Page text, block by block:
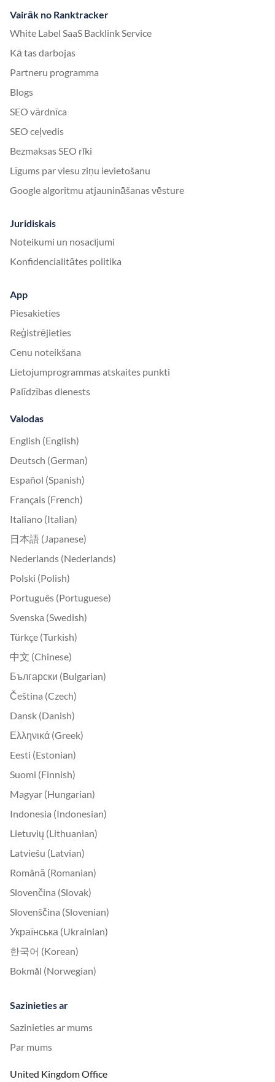
Vairāk no Ranktracker
White Label SaaS Backlink Service
Kā tas darbojas
Partneru programma
Blogs
SEO vārdnīca
SEO ceļvedis
Bezmaksas SEO rīki
Līgums par viesu ziņu ievietošanu
Google algoritmu atjaunināšanas vēsture
Juridiskais
Noteikumi un nosacījumi
Konfidencialitātes politika
App
Piesakieties
Reģistrējieties
Cenu noteikšana
Lietojumprogrammas atskaites punkti
Palīdzības dienests
Valodas
English (English)
Deutsch (German)
Español (Spanish)
Français (French)
Italiano (Italian)
日本語 (Japanese)
Nederlands (Nederlands)
Polski (Polish)
Português (Portuguese)
Svenska (Swedish)
Türkçe (Turkish)
中文 (Chinese)
Български (Bulgarian)
Čeština (Czech)
Dansk (Danish)
Ελληνικά (Greek)
Eesti (Estonian)
Suomi (Finnish)
Magyar (Hungarian)
Indonesia (Indonesian)
Lietuvių (Lithuanian)
Latviešu (Latvian)
Română (Romanian)
Slovenčina (Slovak)
Slovenščina (Slovenian)
Українська (Ukrainian)
한국어 (Korean)
Bokmål (Norwegian)
Sazinieties ar
Sazinieties ar mums
Par mums
United Kingdom Office